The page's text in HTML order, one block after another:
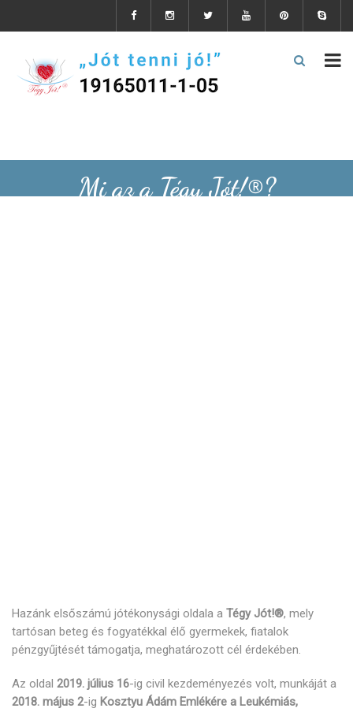
Mi az a Tégy Jót!®?
Hazánk elsőszámú jótékonysági oldala a Tégy Jót!®, mely
tartósan beteg és fogyatékkal élő gyermekek, fiatalok
pénzgyűjtését támogatja, meghatározott cél érdekében.
Az oldal 2019. július 16-ig civil kezdeményezés volt, munkáját a
2018. május 2-ig Kosztyu Ádám Emlékére a Leukémiás,